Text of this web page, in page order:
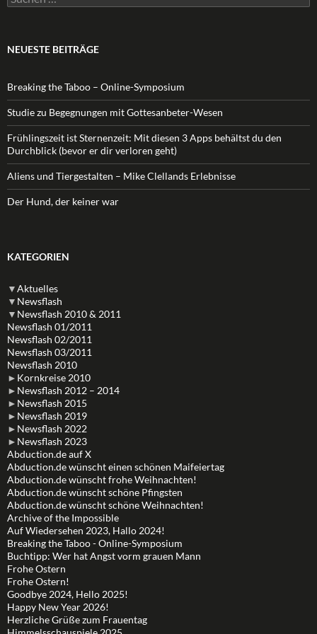
nach:
NEUESTE BEITRÄGE
Breaking the Taboo – Online-Symposium
Studie zu Begegnungen mit Gottesanbeter-Wesen
Frühlingszeit ist Sternenzeit: Mit diesen 3 Apps behältst du den
Durchblick (bevor er dir verloren geht)
Aliens und Tiergestalten – Mike Clellands Erlebnisse
Der Hund, der keiner war
KATEGORIEN
▼Aktuelles
▼ Newsflash
▼ Newsflash 2010 & 2011
Newsflash 01/2011
Newsflash 02/2011
Newsflash 03/2011
Newsflash 2010
► Kornkreise 2010
► Newsflash 2012 – 2014
► Newsflash 2015
► Newsflash 2019
► Newsflash 2022
► Newsflash 2023
Abduction.de auf X
Abduction.de wünscht einen schönen Maifeiertag
Abduction.de wünscht frohe Weihnachten!
Abduction.de wünscht schöne Pfingsten
Abduction.de wünscht schöne Weihnachten!
Archive of the Impossible
Auf Wiedersehen 2023, Hallo 2024!
Breaking the Taboo - Online-Symposium
Buchtipp: Wer hat Angst vorm grauen Mann
Frohe Ostern
Frohe Ostern!
Goodbye 2024, Hello 2025!
Happy New Year 2026!
Herzliche Grüße zum Frauentag